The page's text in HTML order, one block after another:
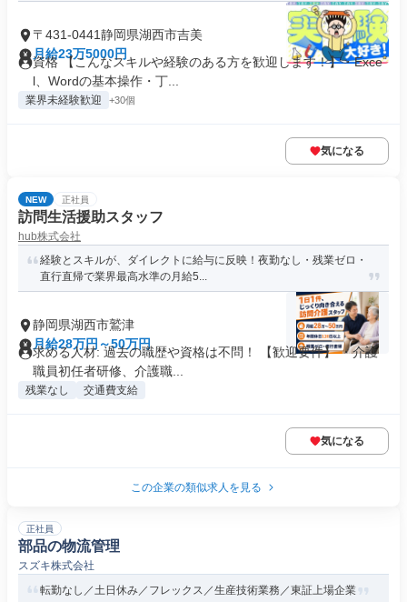
〒431-0441静岡県湖西市吉美
月給23万5000円
資格 【こんなスキルや経験のある方を歓迎します！】・Exce
l、Wordの基本操作・丁...
業界未経験歓迎 +30個
気になる
NEW 正社員
訪問生活援助スタッフ
hub株式会社
経験とスキルが、ダイレクトに給与に反映！夜勤なし・残業ゼロ・
直行直帰で業界最高水準の月給5...
静岡県湖西市鷲津
月給28万円～50万円
求める人材: 過去の職歴や資格は不問！ 【歓迎要件】 ・介護
職員初任者研修、介護職...
残業なし 交通費支給
気になる
この企業の類似求人を見る
正社員
部品の物流管理
スズキ株式会社
転勤なし／土日休み／フレックス／生産技術業務／東証上場企業